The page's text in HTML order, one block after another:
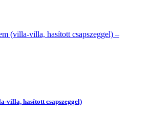
villa, hasított csapszeggel)